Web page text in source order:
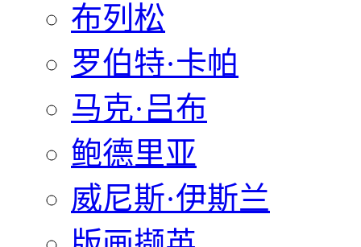
布列松
罗伯特·卡帕
马克·吕布
鲍德里亚
威尼斯·伊斯兰